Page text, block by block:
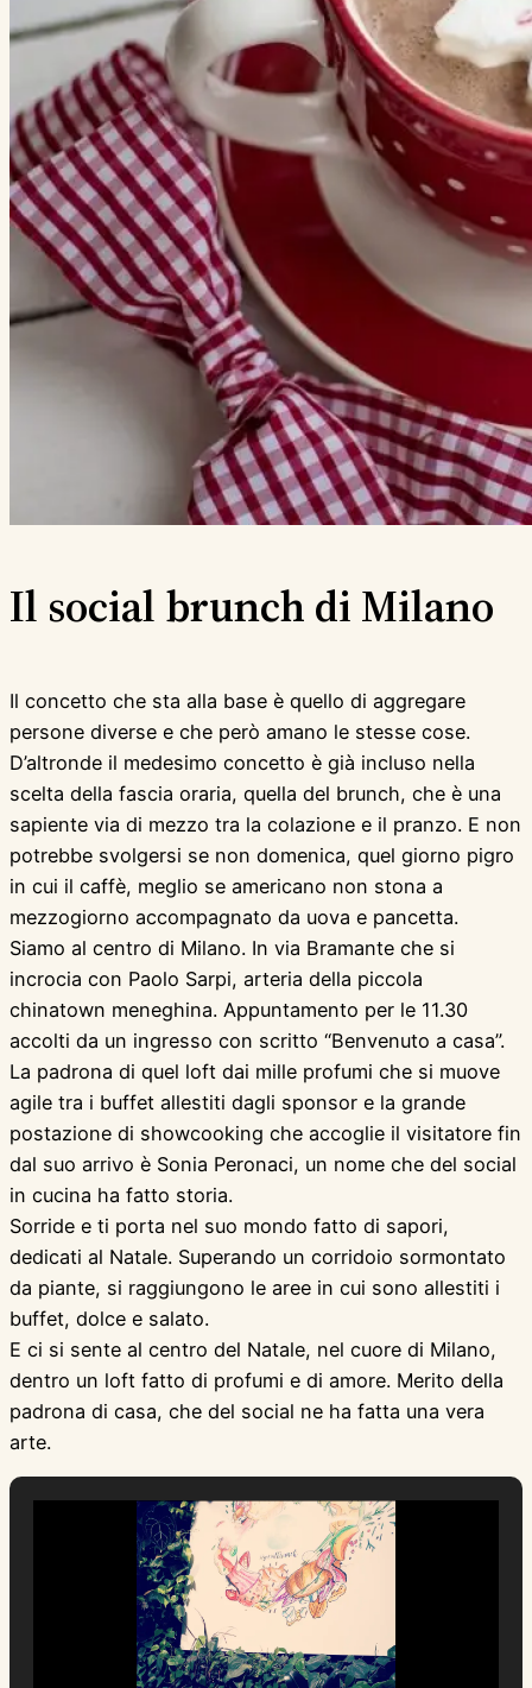
Il social brunch di Milano
Il concetto che sta alla base è quello di aggregare
persone diverse e che però amano le stesse cose.
D’altronde il medesimo concetto è già incluso nella
scelta della fascia oraria, quella del brunch, che è una
sapiente via di mezzo tra la colazione e il pranzo. E non
potrebbe svolgersi se non domenica, quel giorno pigro
in cui il caffè, meglio se americano non stona a
mezzogiorno accompagnato da uova e pancetta.
Siamo al centro di Milano. In via Bramante che si
incrocia con Paolo Sarpi, arteria della piccola
chinatown meneghina. Appuntamento per le 11.30
accolti da un ingresso con scritto “Benvenuto a casa”.
La padrona di quel loft dai mille profumi che si muove
agile tra i buffet allestiti dagli sponsor e la grande
postazione di showcooking che accoglie il visitatore fin
dal suo arrivo è Sonia Peronaci, un nome che del social
in cucina ha fatto storia.
Sorride e ti porta nel suo mondo fatto di sapori,
dedicati al Natale. Superando un corridoio sormontato
da piante, si raggiungono le aree in cui sono allestiti i
buffet, dolce e salato.
E ci si sente al centro del Natale, nel cuore di Milano,
dentro un loft fatto di profumi e di amore. Merito della
padrona di casa, che del social ne ha fatta una vera
arte.